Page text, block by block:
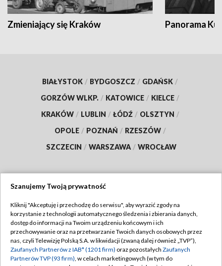
Zmieniający się Kraków Panorama
BIAŁYSTOK / BYDGOSZCZ / GDAŃSK /
GORZÓW WLKP. / KATOWICE / KIELCE /
KRAKÓW / LUBLIN / ŁÓDŹ / OLSZTYN /
OPOLE / POZNAŃ / RZESZÓW /
SZCZECIN / WARSZAWA / WROCŁAW
TVP
Abonament TVP
Emisja w TVP
Centrum informacji TVP
Regulamin TVP
Polityka prywatności
Szanujemy Twoją prywatność
Kliknij "Akceptuję i przechodzę do serwisu", aby wyrazić zgody na
korzystanie z technologii automatycznego śledzenia i zbierania danych,
dostęp do informacji na Twoim urządzeniu końcowym i ich
przechowywanie oraz na przetwarzanie Twoich danych osobowych przez
nas, czyli Telewizję Polską S.A. w likwidacji (zwaną dalej również „TVP”),
Zaufanych Partnerów z IAB* (1201 firm) oraz pozostałych Zaufanych
Partnerów TVP (93 firm), w celach marketingowych (w tym do